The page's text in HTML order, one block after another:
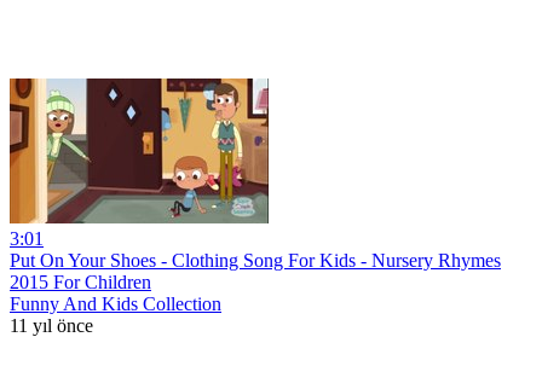
3:01
Put On Your Shoes - Clothing Song For Kids - Nursery Rhymes
2015 For Children
Funny And Kids Collection
11 yıl önce